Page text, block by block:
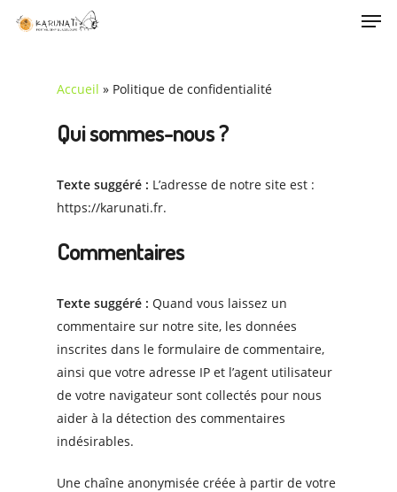
Accueil » Politique de confidentialité
Qui sommes-nous ?
Texte suggéré : L’adresse de notre site est :
https://karunati.fr.
Commentaires
Texte suggéré : Quand vous laissez un
commentaire sur notre site, les données
inscrites dans le formulaire de commentaire,
ainsi que votre adresse IP et l’agent utilisateur
de votre navigateur sont collectés pour nous
aider à la détection des commentaires
indésirables.
Une chaîne anonymisée créée à partir de votre